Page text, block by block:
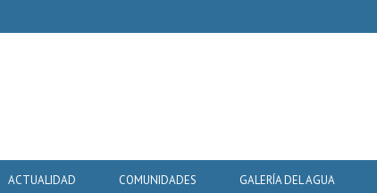
ACTUALIDAD COMUNIDADES GALERÍA DEL AGUA